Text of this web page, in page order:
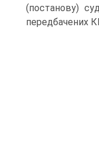
(постанову)
передбачених